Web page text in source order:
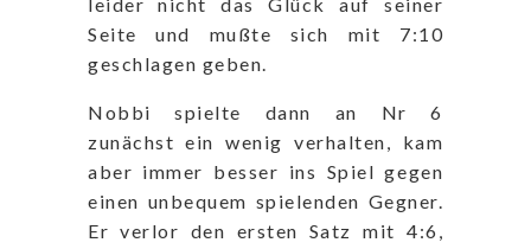
leider nicht das Glück auf seiner
Seite und mußte sich mit 7:10
geschlagen geben.
Nobbi spielte dann an Nr 6
zunächst ein wenig verhalten, kam
aber immer besser ins Spiel gegen
einen unbequem spielenden Gegner.
Er verlor den ersten Satz mit 4:6,